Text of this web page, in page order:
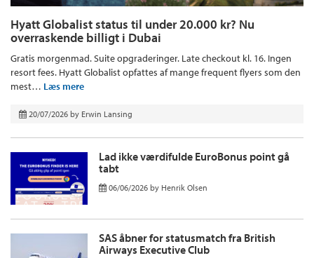
Hyatt Globalist status til under 20.000 kr? Nu
overraskende billigt i Dubai
Gratis morgenmad. Suite opgraderinger. Late checkout kl. 16. Ingen
resort fees. Hyatt Globalist opfattes af mange frequent flyers som den
mest… Læs mere
20/07/2026 by Erwin Lansing
Lad ikke værdifulde EuroBonus point gå
tabt
06/06/2026 by Henrik Olsen
SAS åbner for statusmatch fra British
Airways Executive Club